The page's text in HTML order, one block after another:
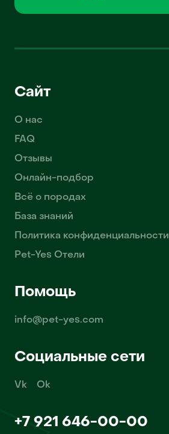
Сайт
О нас
FAQ
Отзывы
Онлайн-подбор
Всё о породах
База знаний
Политика конфиденциальности
Pet-Yes Отели
Помощь
info@pet-yes.com
Социальные сети
Vk Ok
+7 921 646-00-00